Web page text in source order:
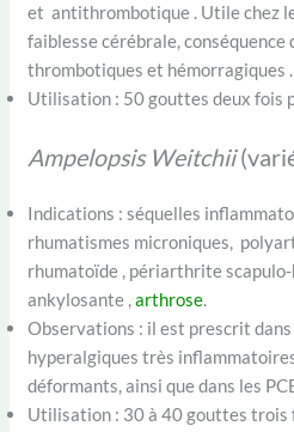
et antithrombotique . Utile chez
faiblesse cérébrale, conséquence
thrombotiques et hémorragiques .
Utilisation : 50 gouttes deux fois
Ampelopsis Weitchii
Indications : séquelles
rhumatismes microniques,
rhumatoïde , périarthrite
ankylosante ,arthrose
Observations : il est prescrit
hyperalgiques très
déformants, ainsi que dans les
Utilisation : 30 à 40 gouttes trois